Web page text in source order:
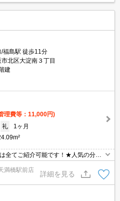
パソコンが使用できる光回線の物件
福島駅 徒歩11分
北区大淀南３丁目
建
理費等：11,000円)
礼
1ヶ月
全てご紹介可能です！★人気の分譲
・Wi-Fi無料★初期費用クレジット決
能です。★家具家電付物件です★
満橋駅前店
詳細を見る